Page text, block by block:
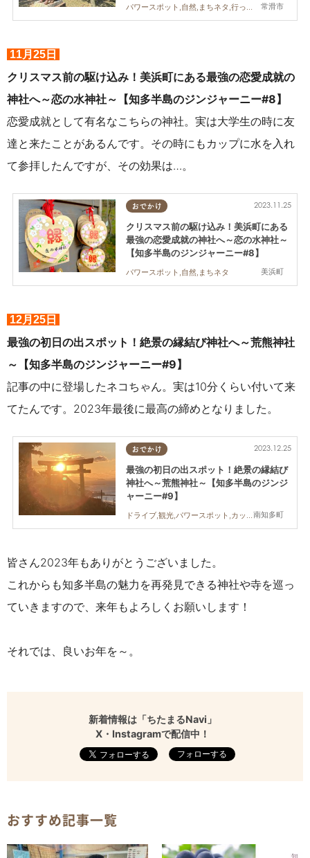
常滑市
パワースポット,自然,まちネタ,行ってみたレポ
11月25日
クリスマス前の駆け込み！美浜町にある最強の恋愛成就の
神社へ～恋の水神社～【知多半島のジンジャーニー#8】
恋愛成就として有名なこちらの神社。実は大学生の時に友
達と来たことがあるんです。その時にもカップに水を入れ
て参拝したんですが、その効果は…。
おでかけ
美浜町
2023.11.25
クリスマス前の駆け込み！美浜町にある
最強の恋愛成就の神社へ～恋の水神社～
【知多半島のジンジャーニー#8】
パワースポット,自然,まちネタ
12月25日
最強の初日の出スポット！絶景の縁結び神社へ～荒熊神社
～【知多半島のジンジャーニー#9】
記事の中に登場したネコちゃん。実は10分くらい付いて来
てたんです。2023年最後に最高の締めとなりました。
おでかけ
南知多町
2023.12.25
最強の初日の出スポット！絶景の縁結び
神社へ～荒熊神社～【知多半島のジンジ
ャーニー#9】
皆さん2023年もありがとうございました。
これからも知多半島の魅力を再発見できる神社や寺を巡っ
ていきますので、来年もよろしくお願いします！
それでは、良いお年を～。
新着情報は「ちたまるNavi」
X・Instagramで配信中！
フォローする
おすすめ記事一覧